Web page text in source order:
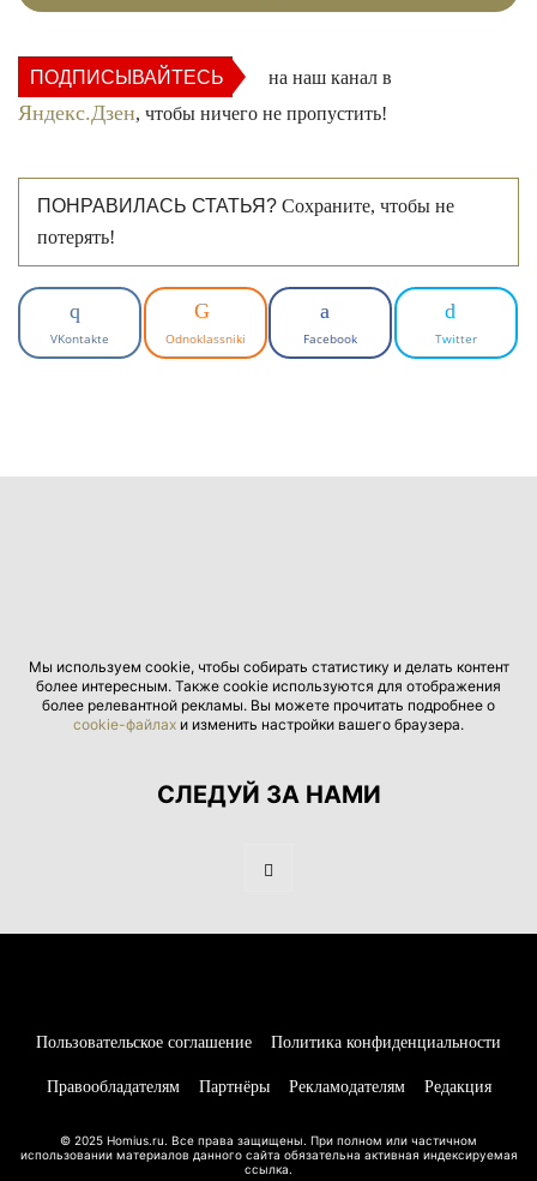
ПОДПИСЫВАЙТЕСЬ на наш канал в
Яндекс.Дзен, чтобы ничего не пропустить!
ПОНРАВИЛАСЬ СТАТЬЯ? Сохраните, чтобы не
потерять!
VKontakte Odnoklassniki Facebook Twitter
Мы используем cookie, чтобы собирать статистику и делать контент
более интересным. Также cookie используются для отображения
более релевантной рекламы. Вы можете прочитать подробнее о
cookie-файлах и изменить настройки вашего браузера.
СЛЕДУЙ ЗА НАМИ
Пользовательское соглашение Политика конфиденциальности
Правообладателям Партнёры Рекламодателям Редакция
© 2025 Homius.ru. Все права защищены. При полном или частичном
использовании материалов данного сайта обязательна активная индексируемая
ссылка.